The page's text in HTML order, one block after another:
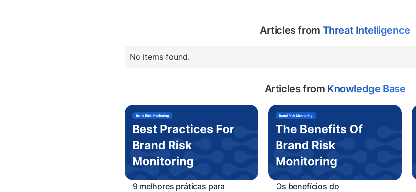
Articles from Threat Intelligence
No items found.
Articles from Knowledge Base
9 melhores práticas para
Os benefícios do